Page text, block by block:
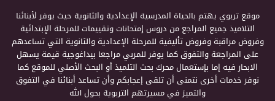
موقع تربوي يهتم بالحياة المدرسية الإعدادية والثانوية حيث يوفر لأبنائنا
التلاميذ جميع المراجع من دروس إمتحانات وتقييمات للمرحلة الإبتدائية
وفروض مراقبة وفروض تأليفية للمرحلة الإعدادية والثانوية التي تساعدهم
على المراجعة والتفوق كما يوفر للمربي مراجعا بيداغوجية قيمة يسهل
الابحار فيه إما بإستعمال محرك بحث التلميذ أو البحث الأصلي للموقع كما
نوفر خدمات أخرى نتمنى أن تلقى إعجابكم وأن تساعد أبنائنا في التفوق
والتميز في مسيرتهم التربوية بحول الله